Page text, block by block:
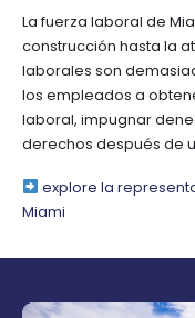
La fuerza laboral de
construcción hasta la
laborales son
los empleados a
laboral, impugnar
derechos después de
explore la
Miami